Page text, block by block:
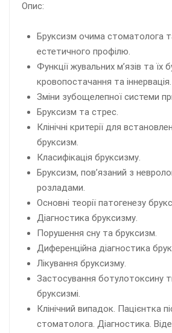
Опис:
Бруксизм очима стоматолога
естетичного профілю.
Функції жувальних м’язів та їх
кровопостачання та іннервація.
Зміни зубощелепної системи
Бруксизм та стрес.
Клінічні критерії для
бруксизм.
Класифікація бруксизму.
Бруксизм, пов’язаний з
розладами.
Основні теорії патогенезу
Діагностика бруксизму.
Порушення сну та бруксизм.
Диференційна діагностика
Лікування бруксизму.
Застосування ботулотоксину
бруксизмі.
Клінічний випадок. Пацієнтка
стоматолога. Діагностика.